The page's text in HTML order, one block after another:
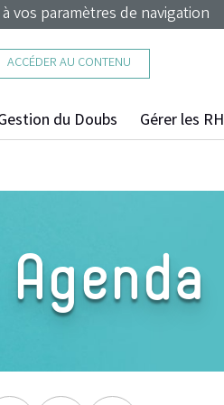
ACCÉDER AU CONTENU
vos paramètres de navigation
du Doubs Gérer les RH
Agenda